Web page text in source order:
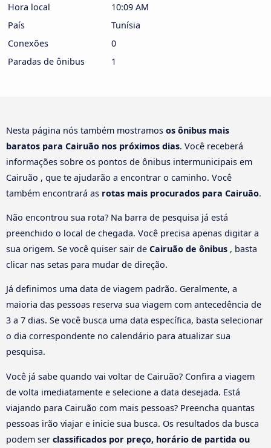
Hora local
10:09 AM
País
Tunísia
Conexões
0
Paradas de ônibus
1
Nesta página nós também mostramos os ônibus mais
baratos para Cairuão nos próximos dias. Você receberá
informações sobre os pontos de ônibus intermunicipais em
Cairuão , que te ajudarão a encontrar o caminho. Você
também encontrará as rotas mais procurados para Cairuão.
Não encontrou sua rota? Na barra de pesquisa já está
preenchido o local de chegada. Você precisa apenas digitar a
sua origem. Se você quiser sair de Cairuão de ônibus , basta
clicar nas setas para mudar de direção.
Já definimos uma data de viagem padrão. Geralmente, a
maioria das pessoas reserva sua viagem com antecedência de
3 a 7 dias. Se você busca uma data específica, basta selecionar
o dia correspondente no calendário para atualizar sua
pesquisa.
Você já sabe quando vai voltar de Cairuão? Confira a viagem
de volta imediatamente e selecione a data desejada. Está
viajando para Cairuão com mais pessoas? Preencha quantas
pessoas irão viajar e inicie sua busca. Os resultados da busca
podem ser classificados por preço, horário de partida ou